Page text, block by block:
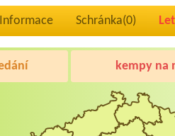
Informace Schránka(0)
kempy na